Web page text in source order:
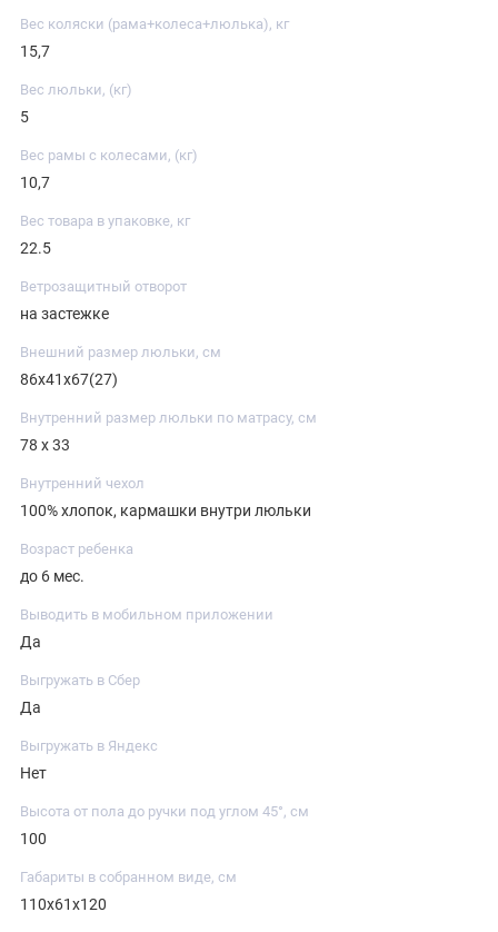
Вес коляски (рама+колеса+люлька), кг
15,7
Вес люльки, (кг)
5
Вес рамы с колесами, (кг)
10,7
Вес товара в упаковке, кг
22.5
Ветрозащитный отворот
на застежке
Внешний размер люльки, см
86х41х67(27)
Внутренний размер люльки по матрасу, см
78 х 33
Внутренний чехол
100% хлопок, кармашки внутри люльки
Возраст ребенка
до 6 мес.
Выводить в мобильном приложении
Да
Выгружать в Сбер
Да
Выгружать в Яндекс
Нет
Высота от пола до ручки под углом 45°, см
100
Габариты в собранном виде, см
110х61х120